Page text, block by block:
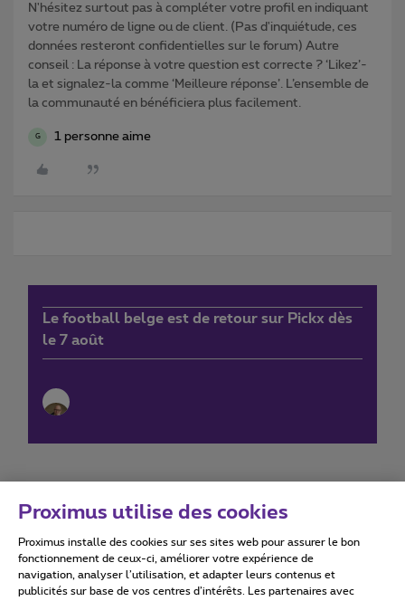
N'hésitez surtout pas à compléter votre profil en indiquant
votre numéro de ligne ou de client. (Pas d'inquiétude, ces
données resteront confidentielles sur le forum) Autre
conseil : La réponse à votre question est correcte ? ‘Likez’-
la et signalez-la comme ‘Meilleure réponse’. L’ensemble de
la communauté en bénéficiera plus facilement.
G 1 personne aime
Le football belge est de retour sur Pickx dès
le 7 août
Conditions d'utilisation Accessibility statement
Proximus utilise des cookies
Proximus installe des cookies sur ses sites web pour assurer le bon
fonctionnement de ceux-ci, améliorer votre expérience de
navigation, analyser l’utilisation, et adapter leurs contenus et
publicités sur base de vos centres d’intérêts. Les partenaires avec